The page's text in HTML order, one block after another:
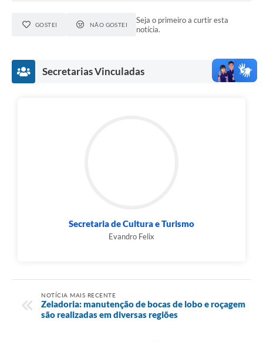
GOSTEI NÃO GOSTEI
Seja o primeiro a curtir esta
notícia.
Secretarias Vinculadas
Secretaria de Cultura e Turismo
Evandro Felix
NOTÍCIA MAIS RECENTE
Zeladoria: manutenção de bocas de lobo e roçagem
são realizadas em diversas regiões